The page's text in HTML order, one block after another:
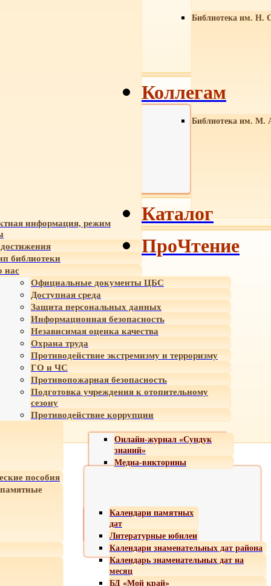
Библиотека им. Н.
Библиотека им. М.
информация, режим
библиотеки
нас
Официальные документы ЦБС
Доступная среда
Защита персональных данных
Информационная безопасность
Независимая оценка качества
Охрана труда
Противодействие экстремизму и терроризму
ГО и ЧС
Противопожарная безопасность
Подготовка учреждения к отопительному
сезону
Противодействие коррупции
Онлайн-журнал «Сундук
знаний»
Медиа-викторины
пособия
Календари памятных
дат
Литературные юбилеи
Календари знаменательных дат района
Календарь знаменательных дат на
месяц
БД «Мой край»
Коллегам
Каталог
ПроЧтение